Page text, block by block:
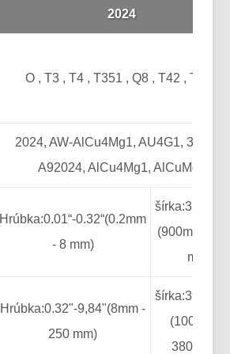
2024
O , T3 , T4 , T351 , Q8 , T42 , T851
2024, AW-AlCu4Mg1, AU4G1, 3.1355,
A92024, AlCu4Mg1, AlCuMg2
Hrúbka:0.01“-0.32“(0.2mm
- 8 mm)
šírka:35.4"-
(900mm -
mm)
Hrúbka:0.32"-9,84"(8mm -
250 mm)
šírka:39.4"-
(1000mm -
3800 mm)